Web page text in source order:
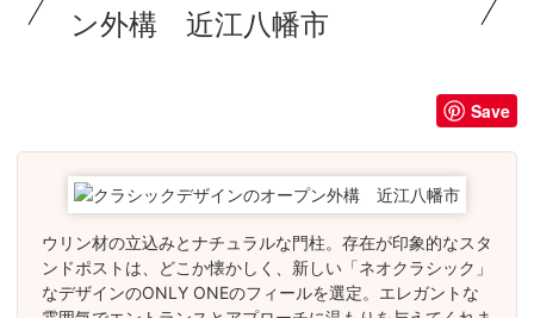
ン外構 近江八幡市
Save
ウリン材の立込みとナチュラルな門柱。存在が印象的なスタ
ンドポストは、どこか懐かしく、新しい「ネオクラシック」
なデザインのONLY ONEのフィールを選定。エレガントな